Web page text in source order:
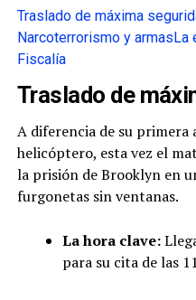
Traslado de máxima
Narcoterrorismo y armasLa
Fiscalía
Traslado de
A diferencia de su primera
helicóptero, esta vez el
la prisión de Brooklyn en
furgonetas sin ventanas.
La hora clave:
para su cita de las